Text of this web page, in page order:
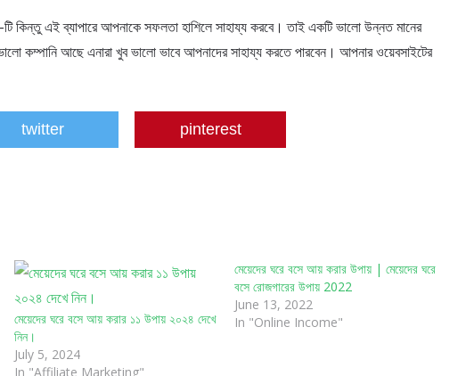
কিন্তু এই ব্যাপারে আপনাকে সফলতা হাশিলে সাহায্য করবে। তাই একটি ভালো উন্নত মানের
কম্পানি আছে এনারা খুব ভালো ভাবে আপনাদের সাহায্য করতে পারবেন। আপনার ওয়েবসাইটের
twitter pinterest
মেয়েদের ঘরে বসে আয় করার ১১ উপায় ২০২৪ দেখে
নিন।
July 5, 2024
In "Affiliate Marketing"
মেয়েদের ঘরে বসে আয় করার উপায় | মেয়েদের ঘরে
বসে রোজগারের উপায় 2022
June 13, 2022
In "Online Income"